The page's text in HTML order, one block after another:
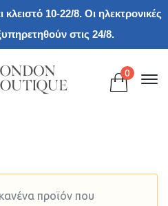
10-22/8. Οι ηλεκτρονικές
στις 24/8.
0
προϊόν που